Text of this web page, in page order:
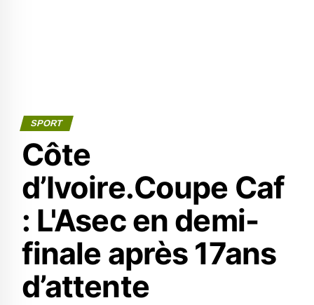
SPORT
Côte
d’Ivoire.Coupe Caf
: L'Asec en demi-
finale après 17ans
d’attente